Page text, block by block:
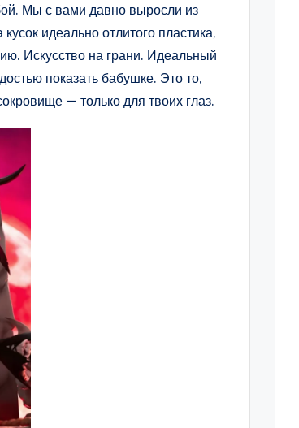
Мы с вами давно выросли из
идеально отлитого пластика,
Искусство на грани. Идеальный
показать бабушке. Это то,
— только для твоих глаз.